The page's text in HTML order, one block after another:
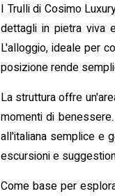
I Trulli di Cosimo
dettagli in pietra viva
L'alloggio, ideale per
posizione rende
La struttura offre
momenti di
all'italiana semplice e
escursioni e
Come base per